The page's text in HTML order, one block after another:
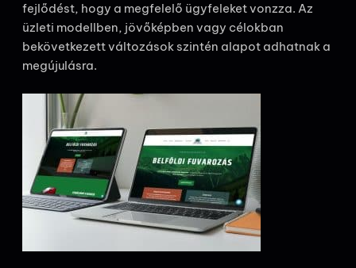
fejlődést, hogy a megfelelő ügyfeleket vonzza. Az
üzleti modellben, jövőképben vagy célokban
bekövetkezett változások szintén alapot adhatnak a
megújulásra.